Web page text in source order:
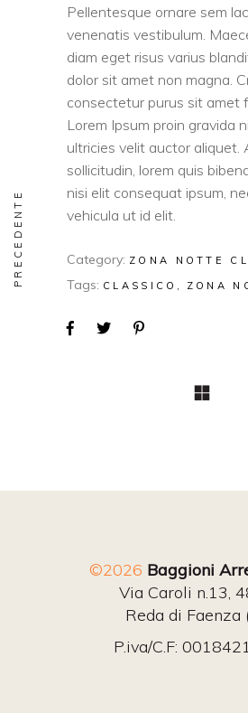
Pellentesque ornare sem
venenatis vestibulum.
diam eget risus varius
dolor sit amet non magna.
consectetur purus sit amet
Lorem Ipsum proin gravida
ultricies velit auctor aliquet.
sollicitudin, lorem quis
nisi elit consequat ipsum,
vehicula ut id elit.
Category: ZONA NOTTE
Tags: CLASSICO ZONA
PRECEDENTE
©2026 Baggioni
Via Caroli n.13,
Reda di Faenza
P.iva/C.F: